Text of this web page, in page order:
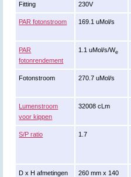
Fitting 230V
PAR fotonstroom 169.1 uMol/s
PAR
fotonrendement
1.1 uMol/s/We
Fotonstroom 270.7 uMol/s
Lumenstroom
voor kippen
32008 cLm
S/P ratio 1.7
D x H afmetingen
260 mm x 140